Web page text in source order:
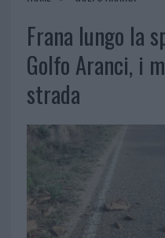
Frana lungo la
Golfo Aranci, i
strada